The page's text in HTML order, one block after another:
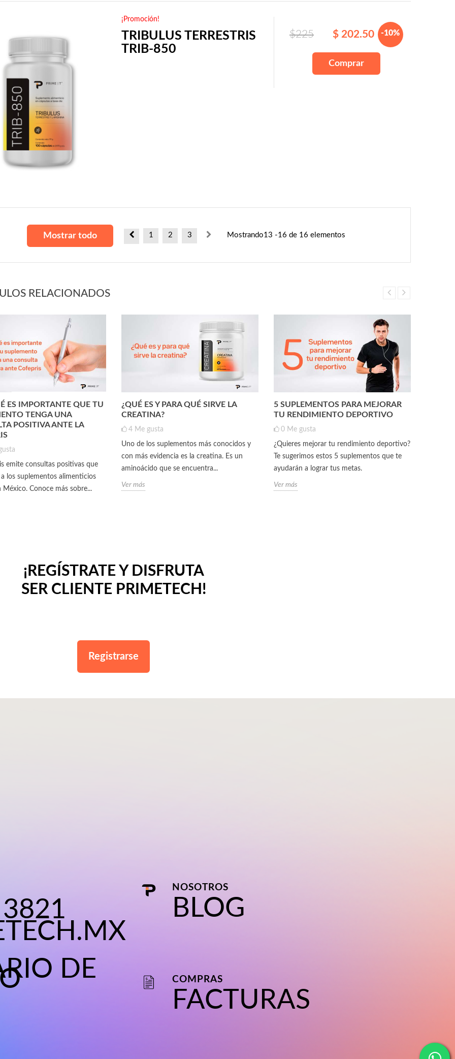
¡Promoción!
TRIBULUS TERRESTRIS
TRIB-850
$225 $ 202.50 -10%
Comprar
Mostrar todo 1 2 3 Mostrando13 -16 de 16 elementos
RELACIONADOS
ES IMPORTANTE QUE TU
TENGA UNA
POSITIVA ANTE LA
emite consultas positivas que
los suplementos alimenticios
México. Conoce más sobre...
¿QUÉ ES Y PARA QUÉ SIRVE LA
CREATINA?
4 Me gusta
Uno de los suplementos más conocidos y
con más evidencia es la creatina. Es un
aminoácido que se encuentra...
Ver más
5 SUPLEMENTOS PARA MEJORAR
TU RENDIMIENTO DEPORTIVO
0 Me gusta
¿Quieres mejorar tu rendimiento deportivo?
Te sugerimos estos 5 suplementos que te
ayudarán a lograr tus metas.
Ver más
¡REGÍSTRATE Y DISFRUTA
SER CLIENTE PRIMETECH!
Registrarse
DE
NOSOTROS
BLOG
COMPRAS
FACTURAS